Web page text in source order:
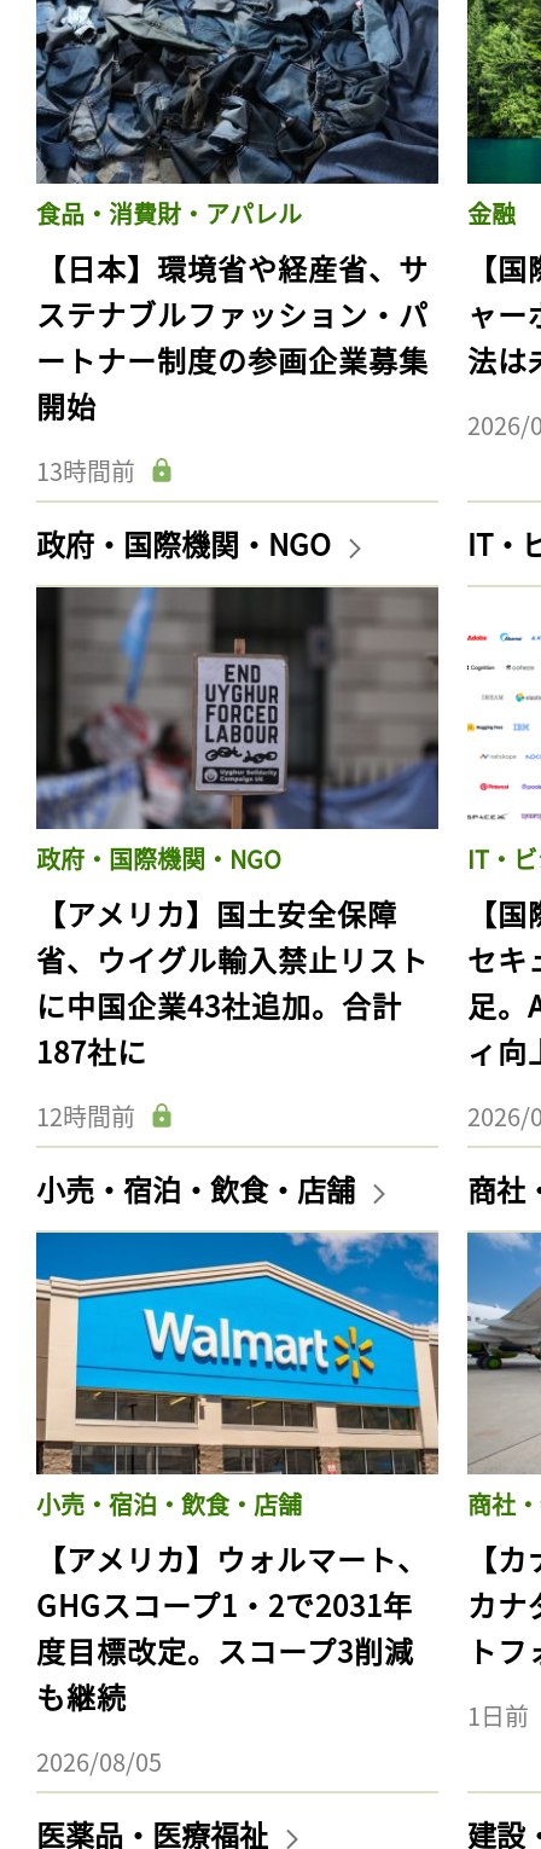
食品・消費財・アパレル
【日本】環境省や経産省、サ
ステナブルファッション・パ
ートナー制度の参画企業募集
開始
13時間前
金融
【
ャー
法は
2026/
政府・国際機関・NGO
政府・国際機関・NGO
【アメリカ】国土安全保障
省、ウイグル輸入禁止リスト
に中国企業43社追加。合計
187社に
12時間前
IT・
IT・
【
セキ
足。
ィ向
2026/
小売・宿泊・飲食・店舗
小売・宿泊・飲食・店舗
【アメリカ】ウォルマート、
GHGスコープ1・2で2031年
度目標改定。スコープ3削減
も継続
2026/08/05
商社
商社
【
カナ
ト
1日前
医薬品・医療福祉 建設